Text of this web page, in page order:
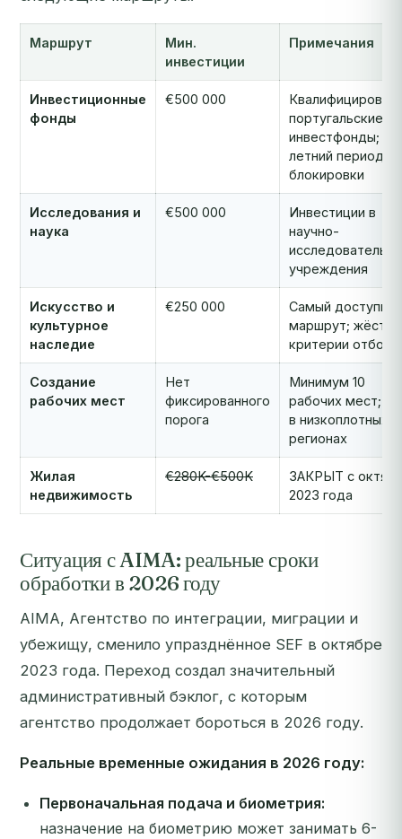
Маршрут
Мин.
инвестиции
Примечания
Инвестиционные
фонды
€500 000
португальские
инвестфонды; 5-
летний период
блокировки
Исследования и
наука
€500 000
Инвестиции в
научно-
учреждения
Искусство и
культурное
наследие
€250 000
Самый
маршрут;
критерии отбора
Создание
рабочих мест
Нет
фиксированного
порога
Минимум 10
рабочих мест;
в низкоплотных
регионах
Жилая
недвижимость
€280K-€500K
ЗАКРЫТ с
2023 года
Ситуация с AIMA: реальные сроки
обработки в 2026 году
AIMA, Агентство по интеграции, миграции и
убежищу, сменило упразднённое SEF в октябре
2023 года. Переход создал значительный
административный бэклог, с которым
агентство продолжает бороться в 2026 году.
Реальные временные ожидания в 2026 году:
Первоначальная подача и биометрия:
назначение на биометрию может занимать 6-